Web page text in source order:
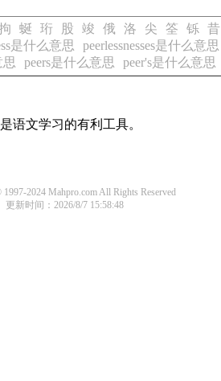
蜒 珩 股 竣 俄 洛 尖 筌 铄 昔
是什么意思 peerlessnesses是什么意思
思 peers是什么意思 peer's是什么意思
语文学习的有利工具。
2024 Mahpro.com All Rights Reserved
更新时间：2026/8/7 15:58:48